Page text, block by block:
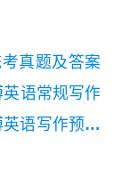
真题及答案
英语常规写作
英语写作预测